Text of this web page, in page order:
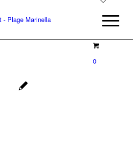
0